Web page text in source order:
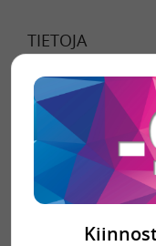
TIETOJA
Tietoa meistä
Toimitustavat
Toimitusehdot
Tietosuojaseloste
YHTEYSTIEDOT